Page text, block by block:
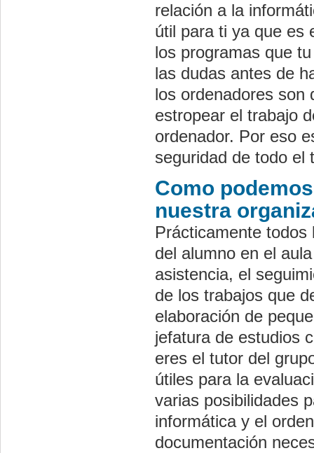
relación a la
útil para ti ya que es
los programas que
las dudas antes de
los ordenadores son
estropear el trabajo
ordenador. Por eso
seguridad de todo el
Como
nuestra
Prácticamente
del alumno en el
asistencia, el
de los trabajos que
elaboración de
jefatura de estudios
eres el tutor del
útiles para la
varias posibilidades
informática y el
documentación